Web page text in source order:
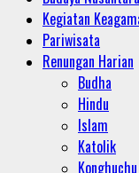
Kegiatan
Pariwisata
Renungan Harian
Budha
Hindu
Islam
Katolik
Konghuchu